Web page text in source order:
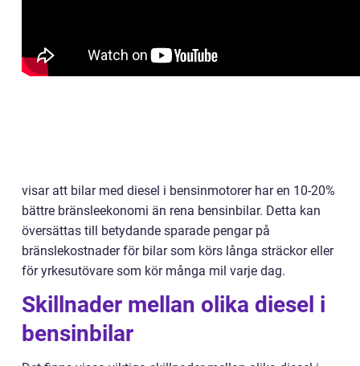
visar att bilar med diesel i bensinmotorer har en 10-20%
bättre bränsleekonomi än rena bensinbilar. Detta kan
översättas till betydande sparade pengar på
bränslekostnader för bilar som körs långa sträckor eller
för yrkesutövare som kör många mil varje dag.
Skillnader mellan olika diesel i
bensinbilar